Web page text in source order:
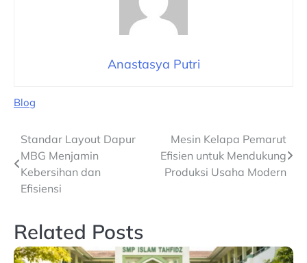
Anastasya Putri
Blog
Navigasi
pos
Standar Layout Dapur
MBG Menjamin
Kebersihan dan
Efisiensi
Mesin Kelapa Pemarut
Efisien untuk Mendukung
Produksi Usaha Modern
Related Posts